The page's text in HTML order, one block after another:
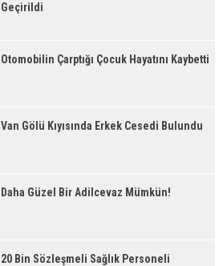
Geçirildi
Otomobilin Çarptığı Çocuk Hayatını Kaybetti
Van Gölü Kıyısında Erkek Cesedi Bulundu
Daha Güzel Bir Adilcevaz Mümkün!
20 Bin Sözleşmeli Sağlık Personeli